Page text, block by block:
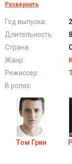
родителям, по
Пошел ты,
Развернуть
Год выпуска:
Длительность:
Страна:
Жанр:
Режиссер:
В ролях:
Том Грин